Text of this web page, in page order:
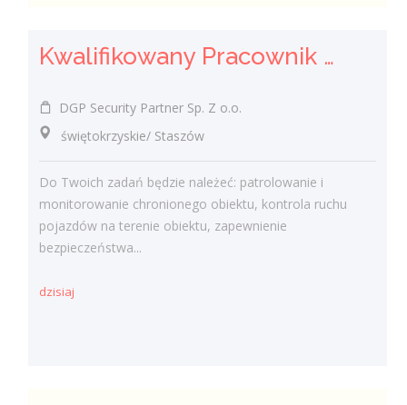
Kwalifikowany Pracownik / Kwalifikowana Pracowniczka Ochrony
DGP Security Partner Sp. Z o.o.
świętokrzyskie/ Staszów
Do Twoich zadań będzie należeć: patrolowanie i
monitorowanie chronionego obiektu, kontrola ruchu
pojazdów na terenie obiektu, zapewnienie
bezpieczeństwa...
dzisiaj